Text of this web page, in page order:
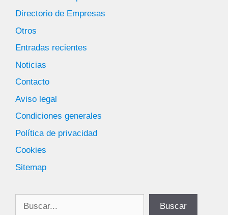
Directorio de Empresas
Otros
Entradas recientes
Noticias
Contacto
Aviso legal
Condiciones generales
Política de privacidad
Cookies
Sitemap
Buscar